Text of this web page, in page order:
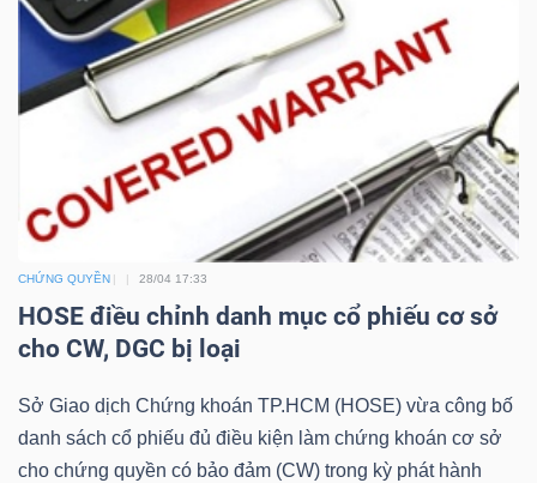
CHỨNG QUYỀN 28/04 17:33
HOSE điều chỉnh danh mục cổ phiếu cơ sở
cho CW, DGC bị loại
Sở Giao dịch Chứng khoán TP.HCM (HOSE) vừa công bố
danh sách cổ phiếu đủ điều kiện làm chứng khoán cơ sở
cho chứng quyền có bảo đảm (CW) trong kỳ phát hành
VĨ
MÔ
NGÀNH
NGHIỆP
CỔ
PHIẾU